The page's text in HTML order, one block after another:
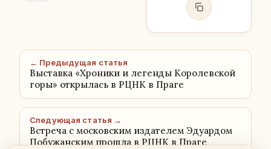
← Предыдущая статья
Выставка «Хроники и легенды Королевской
горы» открылась в РЦНК в Праге
Следующая статья →
Встреча с московским издателем Эдуардом
Побужанским прошла в РЦНК в Праге